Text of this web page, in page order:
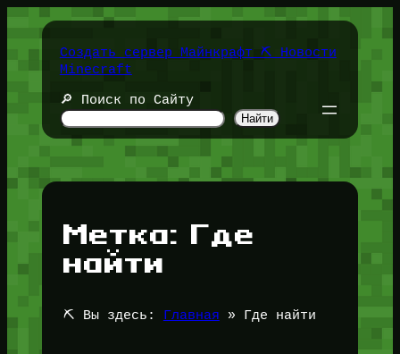
Перейти
содержимомуСоздать сервер Майнкрафт ⛏️ Новости
Minecraft
🔎 Поиск по Сайту
Найти
Метка: Где
найти
⛏️ Вы здесь: Главная » Где найти